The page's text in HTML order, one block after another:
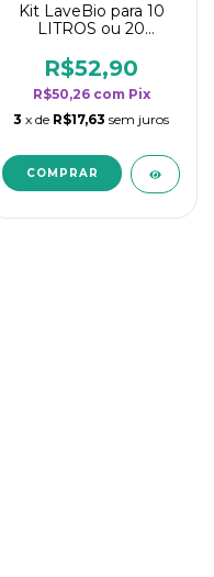
Kit LaveBio para 10
LITROS ou 20
rendimento da
categoria - Neutro
R$52,90
R$50,26 com Pix
3 x de R$17,63 sem juros